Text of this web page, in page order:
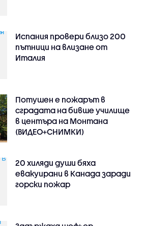
Испания провери близо 200
пътници на влизане от
Италия
Потушен е пожарът в
сградата на бивше училище
в центъра на Монтана
(ВИДЕО+СНИМКИ)
20 хиляди души бяха
евакуирани в Канада заради
горски пожар